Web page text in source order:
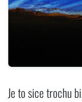
Je to sice trochu